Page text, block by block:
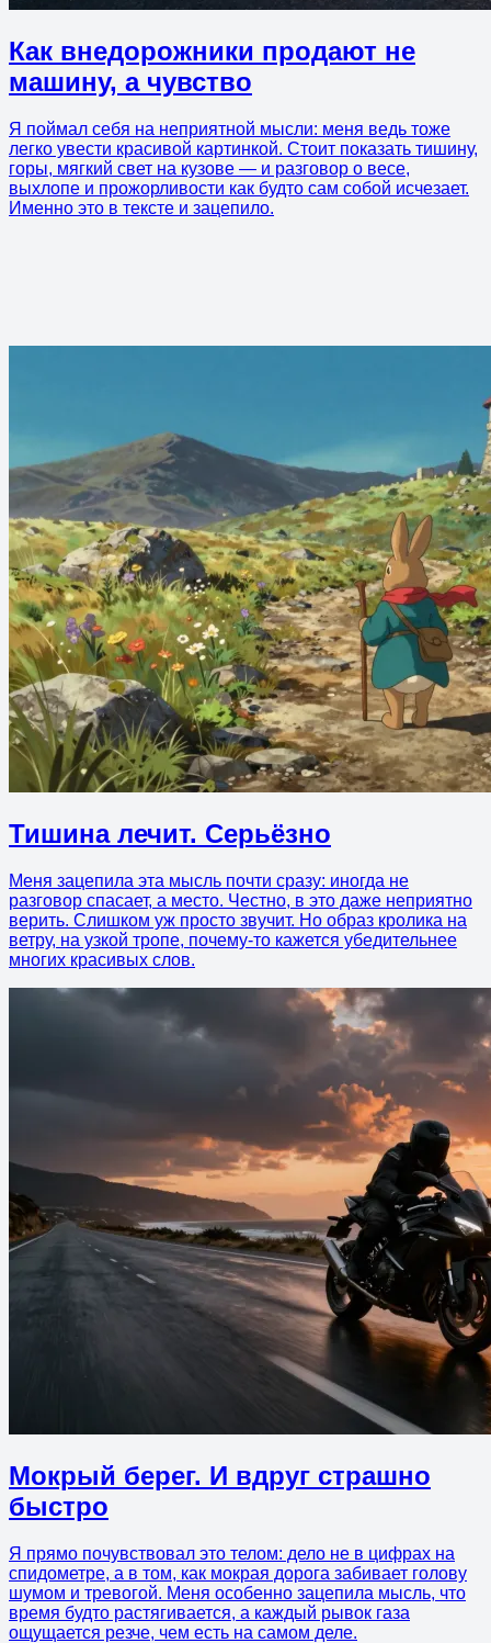
Как внедорожники продают не
машину, а чувство
Я поймал себя на неприятной мысли: меня ведь тоже
легко увести красивой картинкой. Стоит показать тишину,
горы, мягкий свет на кузове — и разговор о весе,
выхлопе и прожорливости как будто сам собой исчезает.
Именно это в тексте и зацепило.
Тишина лечит. Серьёзно
Меня зацепила эта мысль почти сразу: иногда не
разговор спасает, а место. Честно, в это даже неприятно
верить. Слишком уж просто звучит. Но образ кролика на
ветру, на узкой тропе, почему-то кажется убедительнее
многих красивых слов.
Мокрый берег. И вдруг страшно
быстро
Я прямо почувствовал это телом: дело не в цифрах на
спидометре, а в том, как мокрая дорога забивает голову
шумом и тревогой. Меня особенно зацепила мысль, что
время будто растягивается, а каждый рывок газа
ощущается резче, чем есть на самом деле.